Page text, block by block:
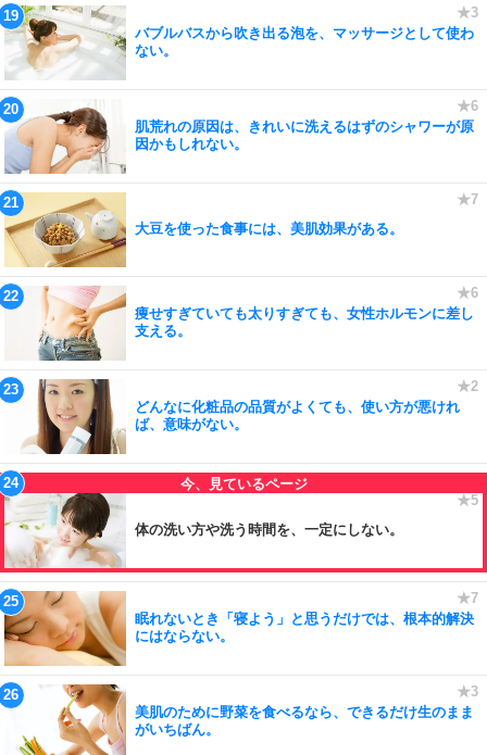
バブルバスから吹き出る泡を、マッサージとして使わ
ない。
肌荒れの原因は、きれいに洗えるはずのシャワーが原
因かもしれない。
大豆を使った食事には、美肌効果がある。
痩せすぎていても太りすぎても、女性ホルモンに差し
支える。
どんなに化粧品の品質がよくても、使い方が悪けれ
ば、意味がない。
体の洗い方や洗う時間を、一定にしない。
眠れないとき「寝よう」と思うだけでは、根本的解決
にはならない。
美肌のために野菜を食べるなら、できるだけ生のまま
がいちばん。